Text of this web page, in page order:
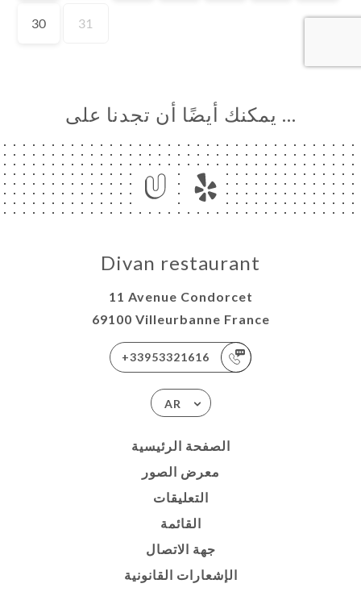
… يمكنك أيضًا أن تجدنا على
Divan restaurant
11 Avenue Condorcet
69100 Villeurbanne France
+33953321616
AR
الصفحة الرئيسية
معرض الصور
التعليقات
القائمة
جهة الاتصال
الإشعارات القانونية